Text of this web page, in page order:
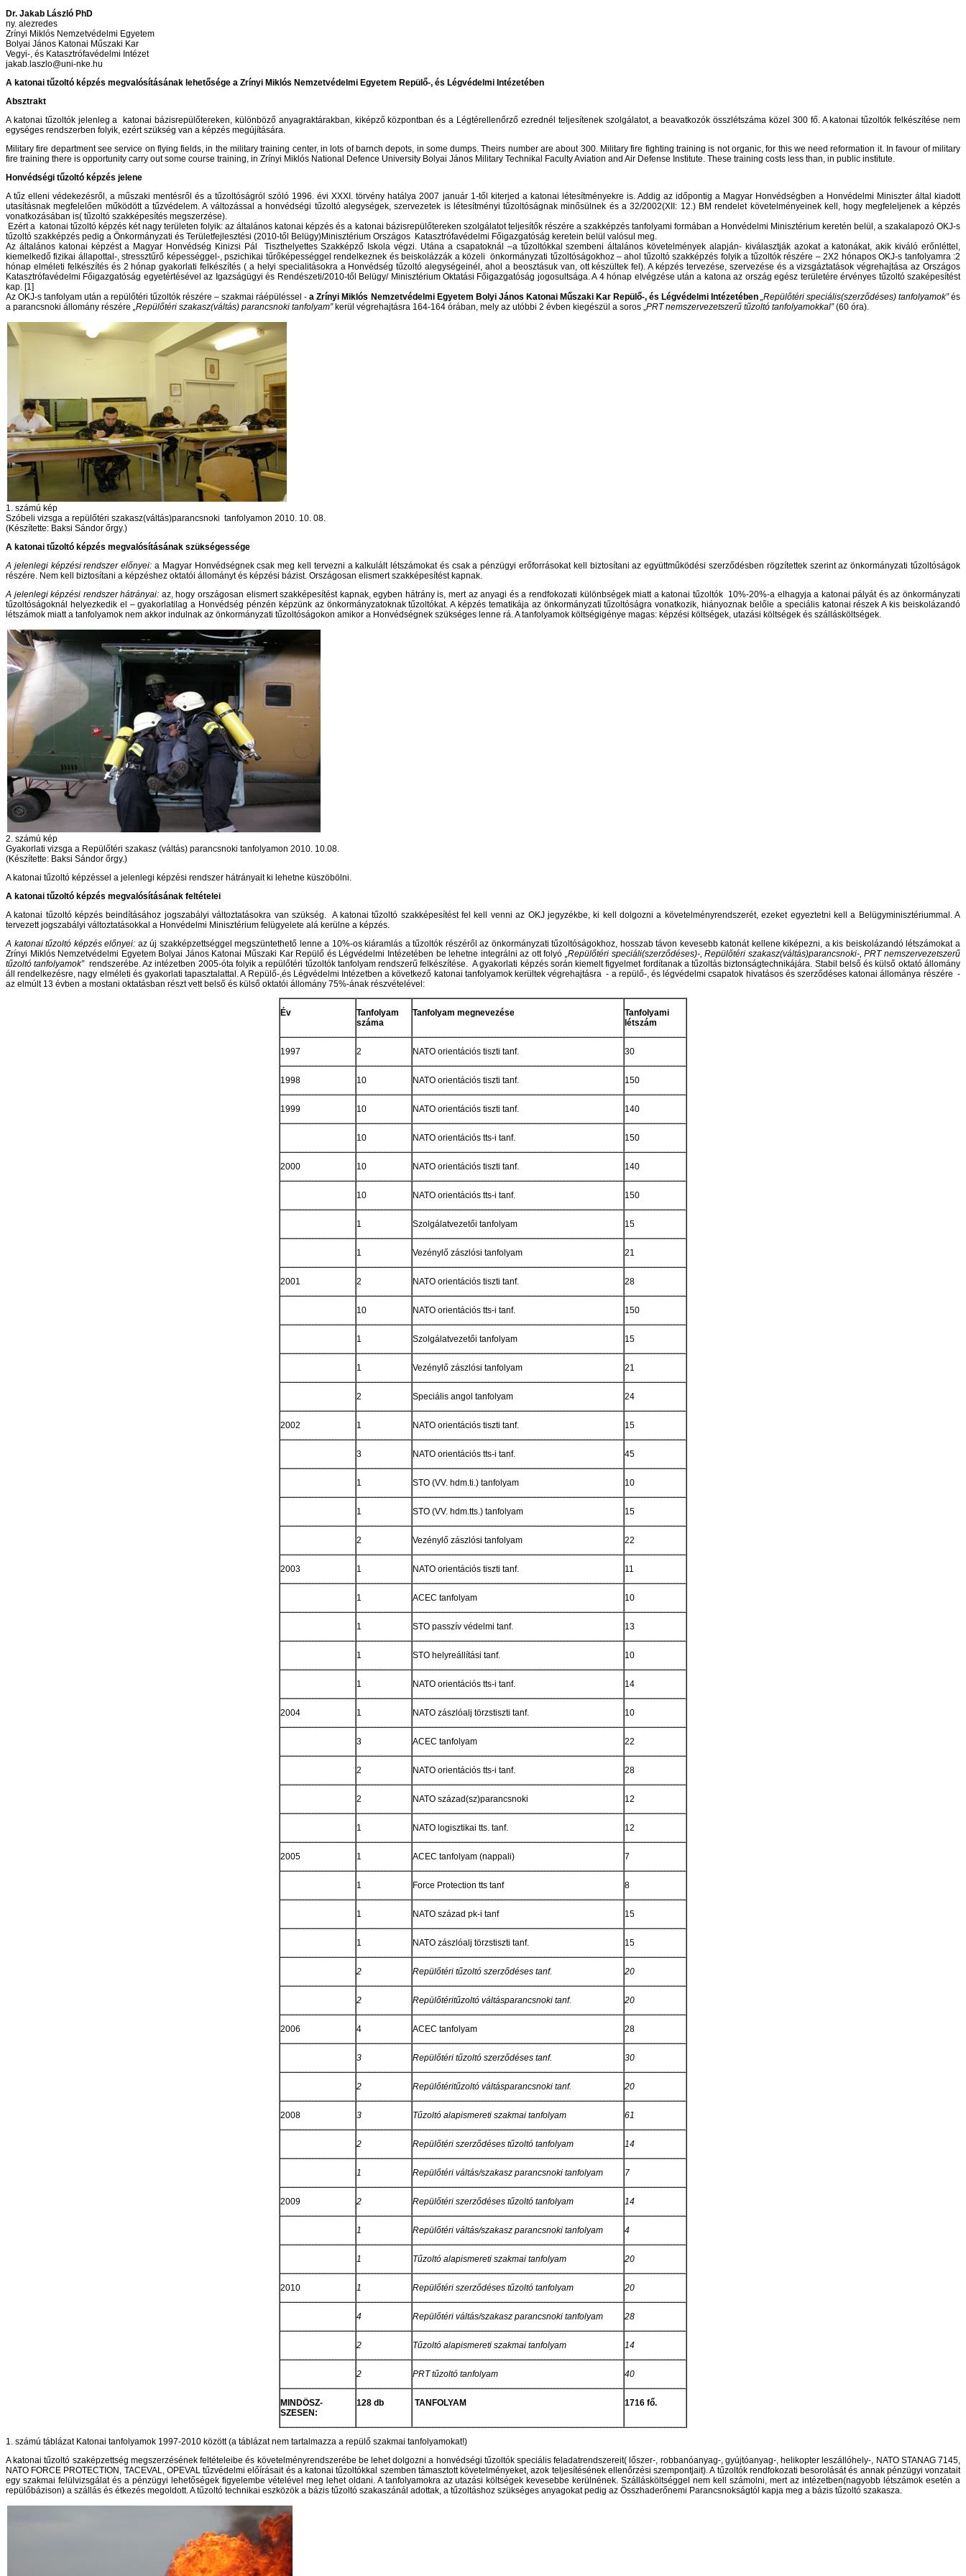
Dr. Jakab László PhD
ny. alezredes
Zrínyi Miklós Nemzetvédelmi Egyetem
Bolyai János Katonai Műszaki Kar
Vegyi-, és Katasztrófavédelmi Intézet
jakab.laszlo@uni-nke.hu
A katonai tűzoltó képzés megvalósításának lehetősége a Zrínyi Miklós Nemzetvédelmi Egyetem Repülő-, és Légvédelmi Intézetében
Absztrakt
A katonai tűzoltók jelenleg a katonai bázisrepülőtereken, különböző anyagraktárakban, kiképző központban és a Légtérellenőrző ezrednél teljesítenek szolgálatot, a beavatkozók összlétszáma közel 300 fő. A katonai tűzoltók felkészítése nem
egységes rendszerben folyik, ezért szükség van a képzés megújítására.
Military fire department see service on flying fields, in the military training center, in lots of barnch depots, in some dumps. Theirs number are about 300. Military fire fighting training is not organic, for this we need reformation it. In favour of military
fire training there is opportunity carry out some course training, in Zrínyi Miklós National Defence University Bolyai János Military Technikal Faculty Aviation and Air Defense Institute. These training costs less than, in public institute.
Honvédségi tűzoltó képzés jelene
A tűz elleni védekezésről, a műszaki mentésről és a tűzoltóságról szóló 1996. évi XXXI. törvény hatálya 2007 január 1-től kiterjed a katonai létesítményekre is. Addig az időpontig a Magyar Honvédségben a Honvédelmi Miniszter által kiadott
utasításnak megfelelően működött a tűzvédelem. A változással a honvédségi tűzoltó alegységek, szervezetek is létesítményi tűzoltóságnak minősülnek és a 32/2002(XII: 12.) BM rendelet követelményeinek kell, hogy megfeleljenek a képzés
vonatkozásában is( tűzoltó szakképesítés megszerzése).
Ezért a katonai tűzoltó képzés két nagy területen folyik: az általános katonai képzés és a katonai bázisrepülőtereken szolgálatot teljesítők részére a szakképzés tanfolyami formában a Honvédelmi Minisztérium keretén belül, a szakalapozó OKJ-s
tűzoltó szakképzés pedig a Önkormányzati és Területfejlesztési (2010-től Belügy)Minisztérium Országos Katasztrófavédelmi Főigazgatóság keretein belül valósul meg.
Az általános katonai képzést a Magyar Honvédség Kinizsi Pál Tiszthelyettes Szakképző Iskola végzi. Utána a csapatoknál –a tűzoltókkal szembeni általános követelmények alapján- kiválasztják azokat a katonákat, akik kiváló erőnléttel,
kiemelkedő fizikai állapottal-, stressztűrő képességgel-, pszichikai tűrőképességgel rendelkeznek és beiskolázzák a közeli önkormányzati tűzoltóságokhoz – ahol tűzoltó szakképzés folyik a tűzoltók részére – 2X2 hónapos OKJ-s tanfolyamra :2
hónap elméleti felkészítés és 2 hónap gyakorlati felkészítés ( a helyi specialitásokra a Honvédség tűzoltó alegységeinél, ahol a beosztásuk van, ott készültek fel). A képzés tervezése, szervezése és a vizsgáztatások végrehajtása az Országos
Katasztrófavédelmi Főigazgatóság egyetértésével az Igazságügyi és Rendészeti/2010-től Belügy/ Minisztérium Oktatási Főigazgatóság jogosultsága. A 4 hónap elvégzése után a katona az ország egész területére érvényes tűzoltó szaképesítést
kap. [1]
Az OKJ-s tanfolyam után a repülőtéri tűzoltók részére – szakmai ráépüléssel -a Zrínyi Miklós Nemzetvédelmi Egyetem Bolyi János Katonai Műszaki Kar Repülő-, és Légvédelmi Intézetében „Repülőtéri speciális(szerződéses) tanfolyamok”és
a parancsnoki állomány részére „Repülőtéri szakasz(váltás) parancsnoki tanfolyam” kerül végrehajtásra 164-164 órában, mely az utóbbi 2 évben kiegészül a soros „PRT nemszervezetszerű tűzoltó tanfolyamokkal”(60 óra).
1. számú kép
Szóbeli vizsga a repülőtéri szakasz(váltás)parancsnoki tanfolyamon 2010. 10. 08.
(Készítette: Baksi Sándor őrgy.)
A katonai tűzoltó képzés megvalósításának szükségessége
A jelenlegi képzési rendszer előnyei: a Magyar Honvédségnek csak meg kell tervezni a kalkulált létszámokat és csak a pénzügyi erőforrásokat kell biztosítani az együttműködési szerződésben rögzítettek szerint az önkormányzati tűzoltóságok
részére. Nem kell biztosítani a képzéshez oktatói állományt és képzési bázist. Országosan elismert szakképesítést kapnak.
A jelenlegi képzési rendszer hátrányai: az, hogy országosan elismert szakképesítést kapnak, egyben hátrány is, mert az anyagi és a rendfokozati különbségek miatt a katonai tűzoltók 10%-20%-a elhagyja a katonai pályát és az önkormányzati
tűzoltóságoknál helyezkedik el – gyakorlatilag a Honvédség pénzén képzünk az önkormányzatoknak tűzoltókat. A képzés tematikája az önkormányzati tűzoltóságra vonatkozik, hiányoznak belőle a speciális katonai részek A kis beiskolázandó
létszámok miatt a tanfolyamok nem akkor indulnak az önkormányzati tűzoltóságokon amikor a Honvédségnek szükséges lenne rá. A tanfolyamok költségigénye magas: képzési költségek, utazási költségek és szállásköltségek.
2. számú kép
Gyakorlati vizsga a Repülőtéri szakasz (váltás) parancsnoki tanfolyamon 2010. 10.08.
(Készítette: Baksi Sándor őrgy.)
A katonai tűzoltó képzéssel a jelenlegi képzési rendszer hátrányait ki lehetne küszöbölni.
A katonai tűzoltó képzés megvalósításának feltételei
A katonai tűzoltó képzés beindításához jogszabályi változtatásokra van szükség. A katonai tűzoltó szakképesítést fel kell venni az OKJ jegyzékbe, ki kell dolgozni a követelményrendszerét, ezeket egyeztetni kell a Belügyminisztériummal. A
tervezett jogszabályi változtatásokkal a Honvédelmi Minisztérium felügyelete alá kerülne a képzés.
A katonai tűzoltó képzés előnyei: az új szakképzettséggel megszüntethető lenne a 10%-os kiáramlás a tűzoltók részéről az önkormányzati tűzoltóságokhoz, hosszab távon kevesebb katonát kellene kiképezni, a kis beiskolázandó létszámokat a
Zrínyi Miklós Nemzetvédelmi Egyetem Bolyai János Katonai Műszaki Kar Repülő és Légvédelmi Intézetében be lehetne integrálni az ott folyó„Repülőtéri speciáli(szerződéses)-, Repülőtéri szakasz(váltás)parancsnoki-, PRT nemszervezetszerű
tűzoltó tanfolyamok” rendszerébe. Az intézetben 2005-óta folyik a repülőtéri tűzoltók tanfolyam rendszerű felkészítése. A gyakorlati képzés során kiemelt figyelmet fordítanak a tűzoltás biztonságtechnikájára. Stabil belső és külső oktató állomány
áll rendelkezésre, nagy elméleti és gyakorlati tapasztalattal. A Repülő-,és Légvédelmi Intézetben a következő katonai tanfolyamok kerültek végrehajtásra - a repülő-, és légvédelmi csapatok hivatásos és szerződéses katonai állománya részére -
az elmúlt 13 évben a mostani oktatásban részt vett belső és külső oktatói állomány 75%-ának részvételével:
Év
Tanfolyam
száma
Tanfolyam megnevezése
Tanfolyami
létszám
1997 2 NATO orientációs tiszti tanf. 30
1998 10 NATO orientációs tiszti tanf. 150
1999 10 NATO orientációs tiszti tanf. 140
10 NATO orientációs tts-i tanf. 150
2000 10 NATO orientációs tiszti tanf. 140
10 NATO orientációs tts-i tanf. 150
1 Szolgálatvezetői tanfolyam 15
1 Vezénylő zászlósi tanfolyam 21
2001 2 NATO orientációs tiszti tanf. 28
10 NATO orientációs tts-i tanf. 150
1 Szolgálatvezetői tanfolyam 15
1 Vezénylő zászlósi tanfolyam 21
2 Speciális angol tanfolyam 24
2002 1 NATO orientációs tiszti tanf. 15
3 NATO orientációs tts-i tanf. 45
1 STO (VV. hdm.ti.) tanfolyam 10
1 STO (VV. hdm.tts.) tanfolyam 15
2 Vezénylő zászlósi tanfolyam 22
2003 1 NATO orientációs tiszti tanf. 11
1 ACEC tanfolyam 10
1 STO passzív védelmi tanf. 13
1 STO helyreállítási tanf. 10
1 NATO orientációs tts-i tanf. 14
2004 1 NATO zászlóalj törzstiszti tanf. 10
3 ACEC tanfolyam 22
2 NATO orientációs tts-i tanf. 28
2 NATO század(sz)parancsnoki 12
1 NATO logisztikai tts. tanf. 12
2005 1 ACEC tanfolyam (nappali) 7
1 Force Protection tts tanf 8
1 NATO század pk-i tanf 15
1 NATO zászlóalj törzstiszti tanf. 15
2 Repülőtéri tűzoltó szerződéses tanf. 20
2 Repülőtéritűzoltó váltásparancsnoki tanf. 20
2006 4 ACEC tanfolyam 28
3 Repülőtéri tűzoltó szerződéses tanf. 30
2 Repülőtéritűzoltó váltásparancsnoki tanf. 20
2008 3 Tűzoltó alapismereti szakmai tanfolyam 61
2 Repülőtéri szerződéses tűzoltó tanfolyam 14
1 Repülőtéri váltás/szakasz parancsnoki tanfolyam 7
2009 2 Repülőtéri szerződéses tűzoltó tanfolyam 14
1 Repülőtéri váltás/szakasz parancsnoki tanfolyam 4
1 Tűzoltó alapismereti szakmai tanfolyam 20
2010 1 Repülőtéri szerződéses tűzoltó tanfolyam 20
4 Repülőtéri váltás/szakasz parancsnoki tanfolyam 28
2 Tűzoltó alapismereti szakmai tanfolyam 14
2 PRT tűzoltó tanfolyam 40
MINDÖSZ-
SZESEN:
128 db TANFOLYAM 1716 fő.
1. számú táblázat Katonai tanfolyamok 1997-2010 között (a táblázat nem tartalmazza a repülő szakmai tanfolyamokat!)
A katonai tűzoltó szaképzettség megszerzésének feltételeibe és követelményrendszerébe be lehet dolgozni a honvédségi tűzoltók speciális feladatrendszereit( lőszer-, robbanóanyag-, gyújtóanyag-, helikopter leszállóhely-, NATO STANAG 7145,
NATO FORCE PROTECTION, TACEVAL, OPEVAL tűzvédelmi előírásait és a katonai tűzoltókkal szemben támasztott követelményeket, azok teljesítésének ellenőrzési szempontjait). A tűzoltók rendfokozati besorolását és annak pénzügyi vonzatait
egy szakmai felülvizsgálat és a pénzügyi lehetőségek figyelembe vételével meg lehet oldani. A tanfolyamokra az utazási költségek kevesebbe kerülnének. Szállásköltséggel nem kell számolni, mert az intézetben(nagyobb létszámok esetén a
repülőbázison) a szállás és étkezés megoldott. A tűzoltó technikai eszközök a bázis tűzoltó szakaszánál adottak, a tűzoltáshoz szükséges anyagokat pedig az Összhaderőnemi Parancsnokságtól kapja meg a bázis tűzoltó szakasza.